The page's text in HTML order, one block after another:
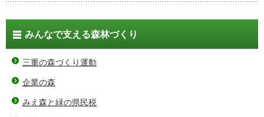
みんなで支える森林づくり
三重の森づくり運動
企業の森
みえ森と緑の県民税